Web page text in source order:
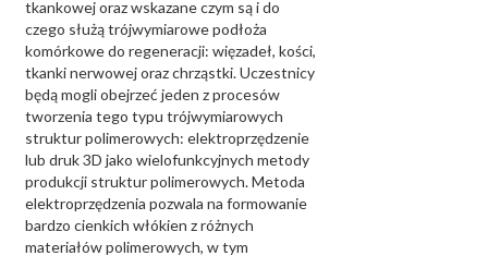
tkankowej oraz wskazane czym są i do
czego służą trójwymiarowe podłoża
komórkowe do regeneracji: więzadeł, kości,
tkanki nerwowej oraz chrząstki. Uczestnicy
będą mogli obejrzeć jeden z procesów
tworzenia tego typu trójwymiarowych
struktur polimerowych: elektroprzędzenie
lub druk 3D jako wielofunkcyjnych metody
produkcji struktur polimerowych. Metoda
elektroprzędzenia pozwala na formowanie
bardzo cienkich włókien z różnych
materiałów polimerowych, w tym